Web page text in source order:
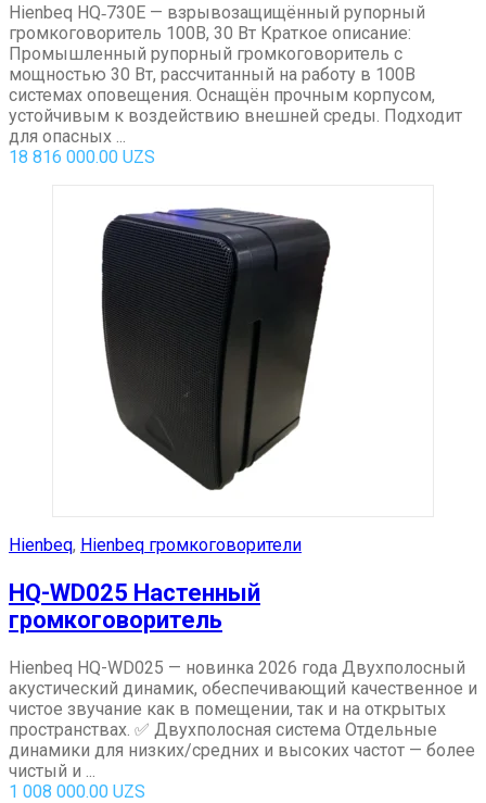
Hienbeq HQ‑730E — взрывозащищённый рупорный
громкоговоритель 100В, 30 Вт Краткое описание:
Промышленный рупорный громкоговоритель с
мощностью 30 Вт, рассчитанный на работу в 100В
системах оповещения. Оснащён прочным корпусом,
устойчивым к воздействию внешней среды. Подходит
для опасных ...
18 816 000.00 UZS
Hienbeq, Hienbeq громкоговорители
HQ-WD025 Настенный
громкоговоритель
Hienbeq HQ-WD025 — новинка 2026 года Двухполосный
акустический динамик, обеспечивающий качественное и
чистое звучание как в помещении, так и на открытых
пространствах. ✅ Двухполосная система Отдельные
динамики для низких/средних и высоких частот — более
чистый и ...
1 008 000.00 UZS